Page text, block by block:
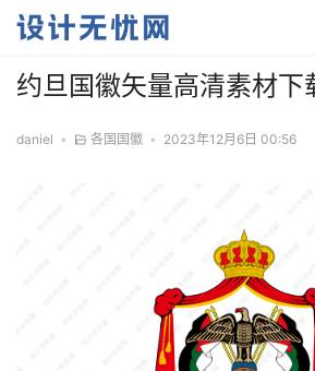
约旦国徽矢量高清素材下
daniel • 各国国徽 • 2023年12月6日 00:56